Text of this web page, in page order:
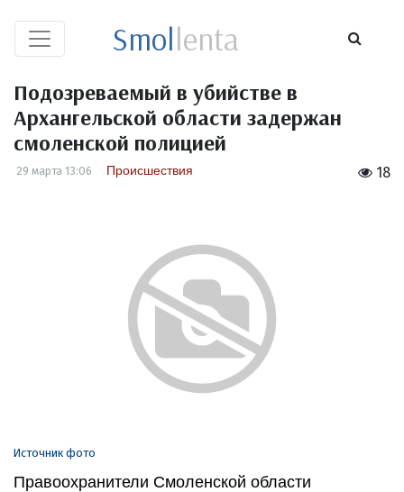
Smollenta
Подозреваемый в убийстве в
Архангельской области задержан
смоленской полицией
18
29 марта 13:06 Происшествия
Источник фото
Правоохранители Смоленской области